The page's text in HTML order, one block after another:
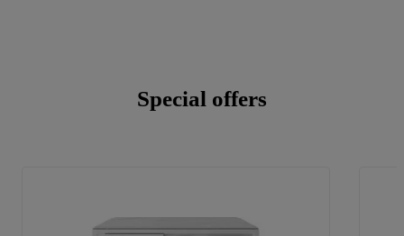
Special offers